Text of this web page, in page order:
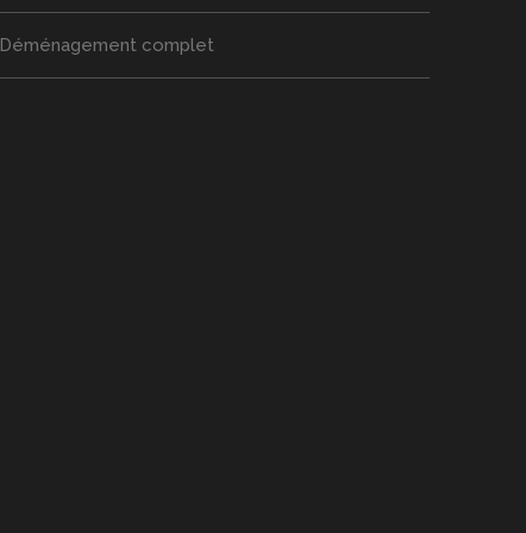
Déménagement complet